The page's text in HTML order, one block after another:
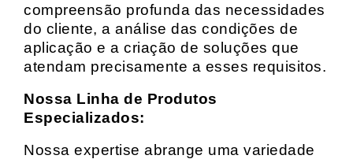
compreensão profunda das necessidades
do cliente, a análise das condições de
aplicação e a criação de soluções que
atendam precisamente a esses requisitos.
Nossa Linha de Produtos
Especializados:
Nossa expertise abrange uma variedade